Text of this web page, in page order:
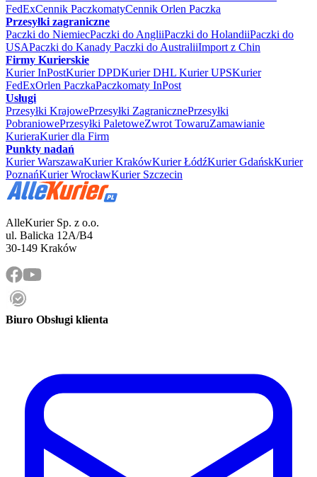
FedExCennik PaczkomatyCennik Orlen Paczka
Przesyłki zagraniczne
Paczki do NiemiecPaczki do AngliiPaczki do HolandiiPaczki do
USAPaczki do Kanady Paczki do AustraliiImport z Chin
Firmy Kurierskie
Kurier InPostKurier DPDKurier DHL Kurier UPSKurier
FedExOrlen PaczkaPaczkomaty InPost
Usługi
Przesyłki KrajowePrzesyłki ZagranicznePrzesyłki
PobraniowePrzesyłki PaletoweZwrot TowaruZamawianie
KurieraKurier dla Firm
Punkty nadań
Kurier WarszawaKurier KrakówKurier ŁódźKurier GdańskKurier
PoznańKurier WrocławKurier Szczecin
AlleKurier Sp. z o.o.
ul. Balicka 12A/B4
30-149 Kraków
Biuro Obsługi klienta